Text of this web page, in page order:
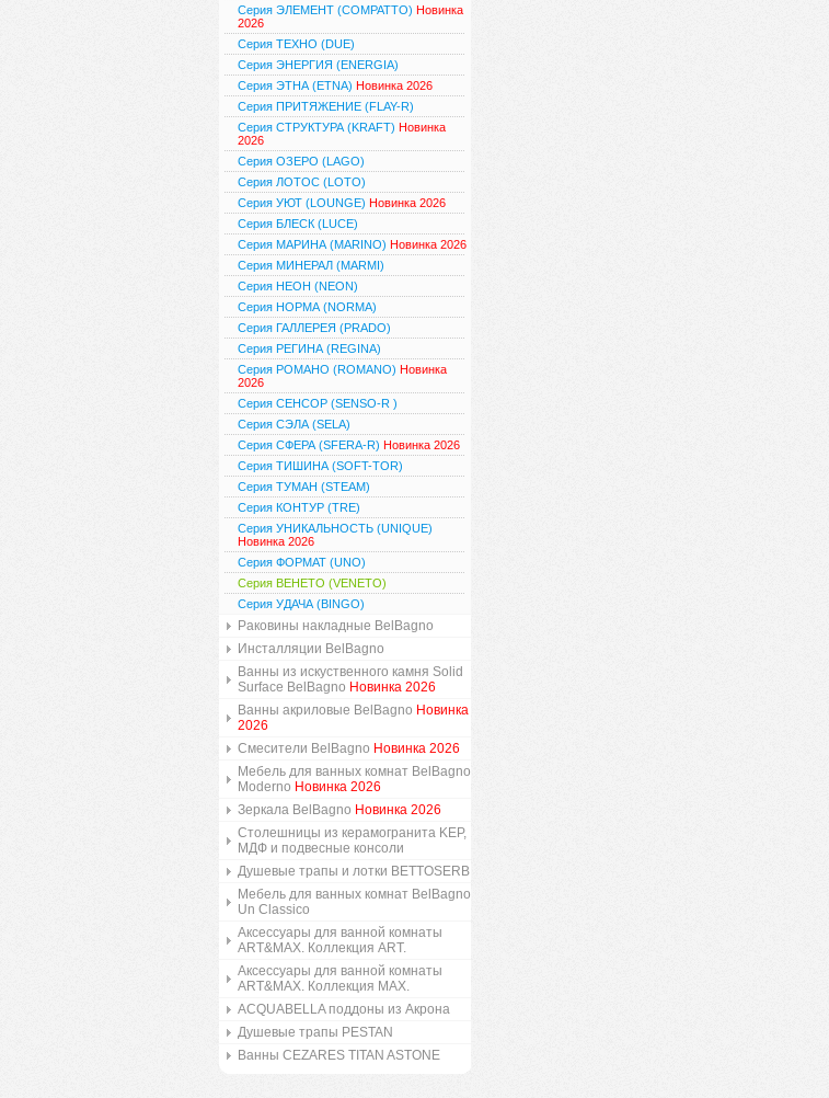
Серия ЭЛЕМЕНТ (COMPATTO) Новинка
2026
Серия ТЕХНО (DUE)
Серия ЭНЕРГИЯ (ENERGIA)
Серия ЭТНА (ETNA) Новинка 2026
Серия ПРИТЯЖЕНИЕ (FLAY-R)
Серия СТРУКТУРА (KRAFT) Новинка
2026
Серия ОЗЕРО (LAGO)
Серия ЛОТОС (LOTO)
Серия УЮТ (LOUNGE) Новинка 2026
Серия БЛЕСК (LUCE)
Серия МАРИНА (MARINO) Новинка 2026
Серия МИНЕРАЛ (MARMI)
Серия НЕОН (NEON)
Серия НОРМА (NORMA)
Серия ГАЛЛЕРЕЯ (PRADO)
Серия РЕГИНА (REGINA)
Серия РОМАНО (ROMANO) Новинка
2026
Серия СЕНСОР (SENSO-R )
Серия СЭЛА (SELA)
Серия СФЕРА (SFERA-R) Новинка 2026
Серия ТИШИНА (SOFT-TOR)
Серия ТУМАН (STEAM)
Серия КОНТУР (TRE)
Серия УНИКАЛЬНОСТЬ (UNIQUE)
Новинка 2026
Серия ФОРМАТ (UNO)
Серия ВЕНЕТО (VENETO)
Серия УДАЧА (BINGO)
Раковины накладные BelBagno
Инсталляции BelBagno
Ванны из искуственного камня Solid
Surface BelBagno Новинка 2026
Ванны акриловые BelBagno Новинка
2026
Смесители BelBagno Новинка 2026
Мебель для ванных комнат BelBagno
Moderno Новинка 2026
Зеркала BelBagno Новинка 2026
Столешницы из керамогранита KEP,
МДФ и подвесные консоли
Душевые трапы и лотки BETTOSERB
Мебель для ванных комнат BelBagno
Un Classico
Аксессуары для ванной комнаты
ART&MAX. Коллекция ART.
Аксессуары для ванной комнаты
ART&MAX. Коллекция MAX.
ACQUABELLA поддоны из Акрона
Душевые трапы PESTAN
Ванны CEZARES TITAN ASTONE